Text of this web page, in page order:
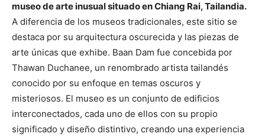
museo de arte inusual situado en Chiang Rai, Tailandia.
A diferencia de los museos tradicionales, este sitio se
destaca por su arquitectura oscurecida y las piezas de
arte únicas que exhibe. Baan Dam fue concebida por
Thawan Duchanee, un renombrado artista tailandés
conocido por su enfoque en temas oscuros y
misteriosos. El museo es un conjunto de edificios
interconectados, cada uno de ellos con su propio
significado y diseño distintivo, creando una experiencia